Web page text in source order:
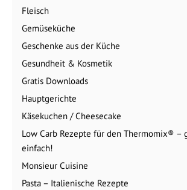
Fleisch
Gemüseküche
Geschenke aus der Küche
Gesundheit & Kosmetik
Gratis Downloads
Hauptgerichte
Käsekuchen / Cheesecake
Low Carb Rezepte für den Thermomix® –
einfach!
Monsieur Cuisine
Pasta – Italienische Rezepte